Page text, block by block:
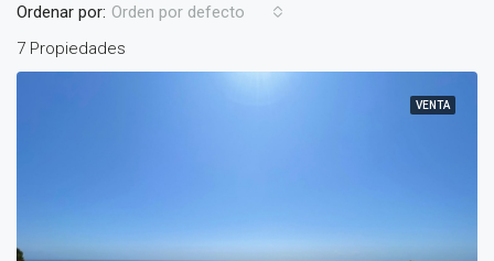
7 Propiedades
Ordenar por: Orden por defecto
VENTA